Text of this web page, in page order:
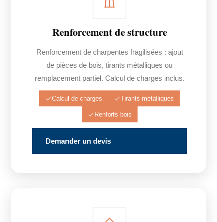
Renforcement de structure
Renforcement de charpentes fragilisées : ajout
de pièces de bois, tirants métalliques ou
remplacement partiel. Calcul de charges inclus.
Calcul de charges Tirants métalliques
Renforts bois
Demander un devis